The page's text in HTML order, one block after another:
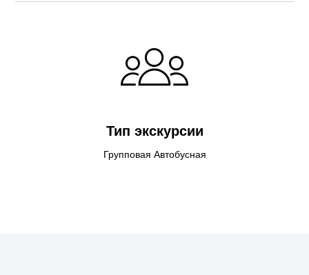
Тип экскурсии
Групповая Автобусная